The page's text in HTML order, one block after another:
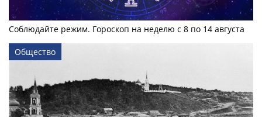
Соблюдайте режим. Гороскоп на неделю с 8 по 14 августа
Общество